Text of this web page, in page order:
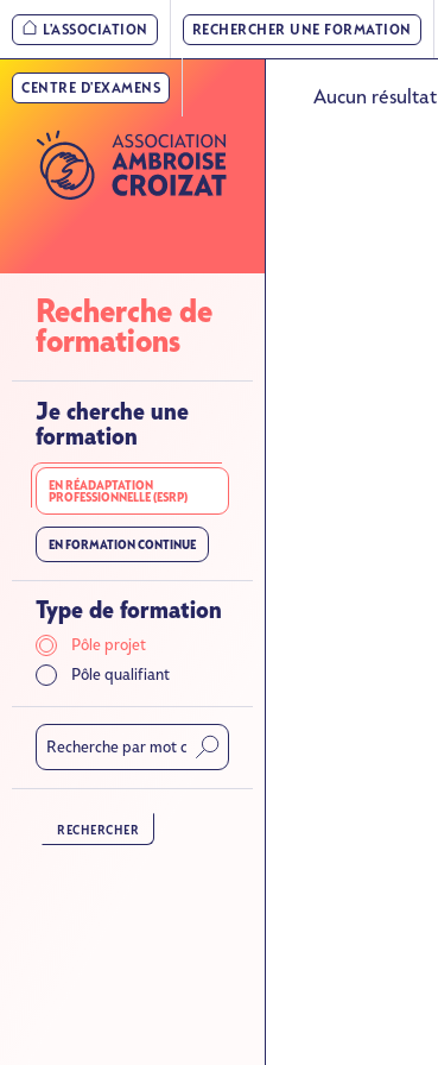
Aller
au
contenu
principal
Nav
principale
»
Niveau
L'ASSOCIATION RECHERCHER UNE FORMATION
CENTRE D'EXAMENS
Nav
principale
»
Niveau
2
Recherche de
formations
Je cherche une
formation
EN RÉADAPTATION
PROFESSIONNELLE (ESRP)
EN FORMATION CONTINUE
Type de formation
Pôle projet
Pôle qualifiant
RECHERCHER
Aucun résultat